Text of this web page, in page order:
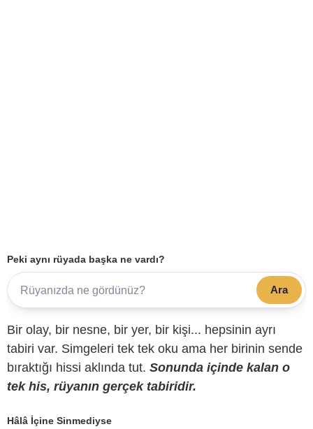
Peki aynı rüyada başka ne vardı?
Ara
Bir olay, bir nesne, bir yer, bir kişi... hepsinin ayrı
tabiri var. Simgeleri tek tek oku ama her birinin sende
bıraktığı hissi aklında tut. Sonunda içinde kalan o
tek his, rüyanın gerçek tabiridir.
Hâlâ İçine Sinmediyse